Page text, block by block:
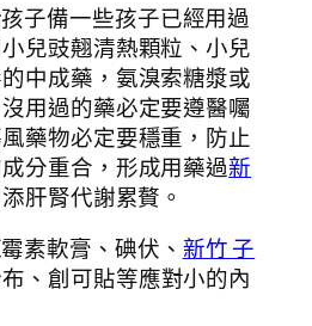
子備一些孩子已經用過
兒豉翹清熱顆粒、小兒
中成藥，氨溴索糖漿或
用過的藥必定要遵醫囑
藥物必定要穩重，防止
分重合，形成用藥過新
肝腎代謝累贅。
素軟膏、碘伏、 新竹 子
、創可貼等應對小的內